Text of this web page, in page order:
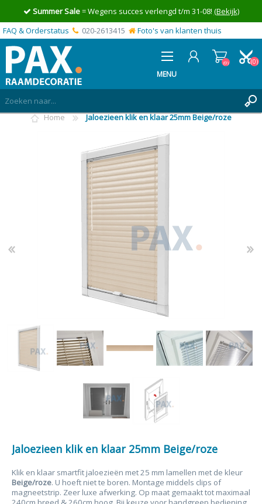
Summer Sale= Wegens succes verlengd t/m 31-08! (Bekijk)
FAQ & Orderstatus
020-2613415 Foto's van klanten thuis
MENU
(0)
(0)
Home Jaloezieen klik en klaar 25mm Beige/roze
Jaloezieen klik en klaar 25mm Beige/roze
Klik en klaar smartfit jaloezieën met 25 mm lamellen met de kleur
Beige/roze. U hoeft niet te boren. Montage middels clips of
magneetstrip. Zeer luxe afwerking. Op maat gemaakt tot maximaal